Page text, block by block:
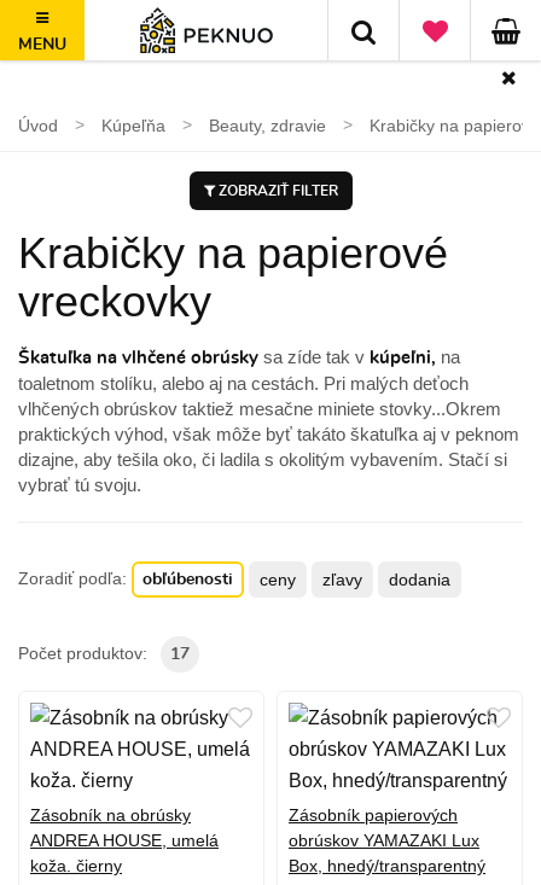
MENU
Úvod Kúpeľňa Beauty, zdravie Krabičky na
ZOBRAZIŤ FILTER
Krabičky na papierové
vreckovky
Škatuľka na vlhčené obrúsky sa zíde tak v kúpeľni, na
toaletnom stolíku, alebo aj na cestách. Pri malých deťoch
vlhčených obrúskov taktiež mesačne miniete stovky...Okrem
praktických výhod, však môže byť takáto škatuľka aj v peknom
dizajne, aby tešila oko, či ladila s okolitým vybavením. Stačí si
vybrať tú svoju.
Zoradiť podľa: obľúbenosti ceny zľavy dodania
Počet produktov: 17
Zásobník na obrúsky
ANDREA HOUSE, umelá
koža. čierny
Zásobník papierových
obrúskov YAMAZAKI Lux
Box, hnedý/transparentný